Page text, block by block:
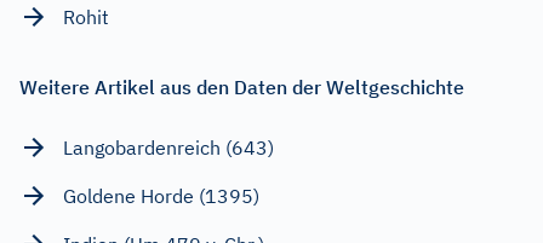
Rohit
Weitere Artikel aus den Daten der Weltgeschichte
Langobardenreich (643)
Goldene Horde (1395)